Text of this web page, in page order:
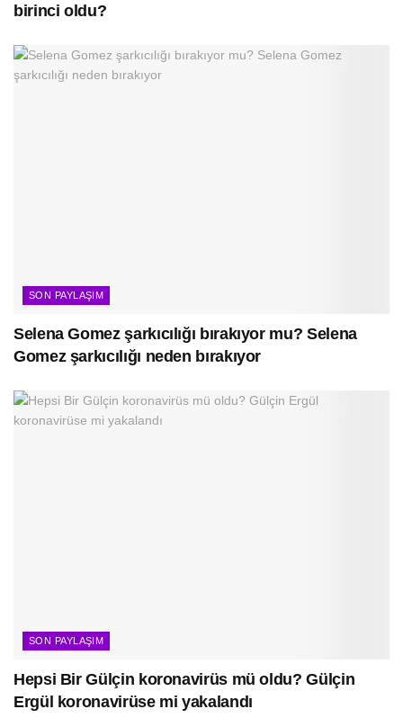
birinci oldu?
SON PAYLAŞIM
Selena Gomez şarkıcılığı bırakıyor mu? Selena
Gomez şarkıcılığı neden bırakıyor
SON PAYLAŞIM
Hepsi Bir Gülçin koronavirüs mü oldu? Gülçin
Ergül koronavirüse mi yakalandı